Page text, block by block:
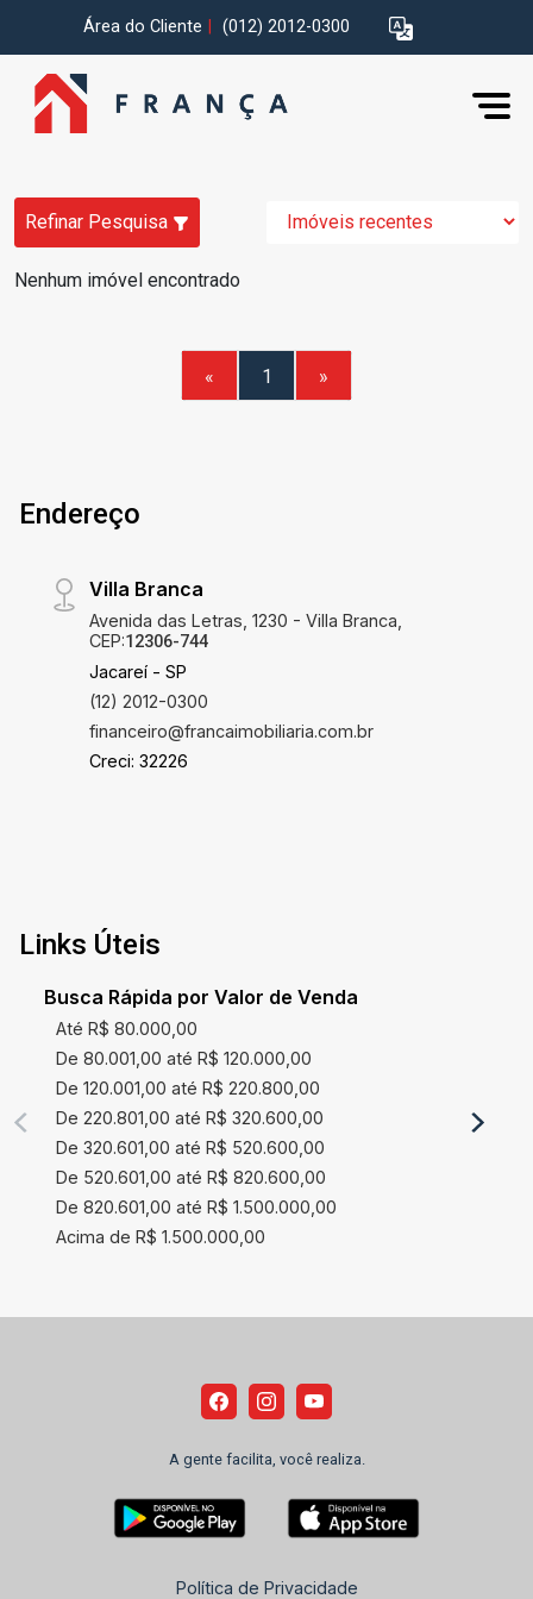
Área do Cliente (012) 2012-0300
Refinar Pesquisa
Nenhum imóvel encontrado
« 1 »
Endereço
Villa Branca
Avenida das Letras, 1230 - Villa Branca,
CEP:12306-744
Jacareí - SP
(12) 2012-0300
financeiro@francaimobiliaria.com.br
Creci: 32226
Links Úteis
Busca Rápida por Valor de Venda
Até R$ 80.000,00
De 80.001,00 até R$ 120.000,00
De 120.001,00 até R$ 220.800,00
De 220.801,00 até R$ 320.600,00
De 320.601,00 até R$ 520.600,00
De 520.601,00 até R$ 820.600,00
De 820.601,00 até R$ 1.500.000,00
Acima de R$ 1.500.000,00
A gente facilita, você realiza.
Política de Privacidade